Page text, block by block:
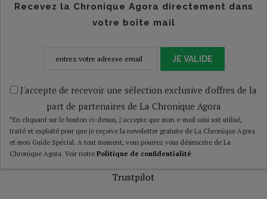
Recevez la Chronique Agora directement dans
votre boîte mail
JE VALIDE
J'accepte de recevoir une sélection exclusive d'offres de la
part de partenaires de La Chronique Agora
*En cliquant sur le bouton ci-dessus, j’accepte que mon e-mail saisi soit utilisé,
traité et exploité pour que je reçoive la newsletter gratuite de La Chronique Agora
et mon Guide Spécial. A tout moment, vous pourrez vous désinscrire de La
Chronique Agora. Voir notre Politique de confidentialité.
Trustpilot